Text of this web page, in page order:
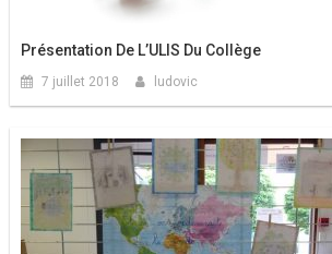
Présentation De L’ULIS Du Collège
7 juillet 2018 ludovic